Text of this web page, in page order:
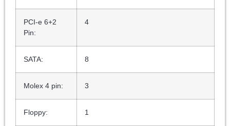
PCI-e 6+2
Pin:
4
SATA: 8
Molex 4 pin: 3
Floppy: 1